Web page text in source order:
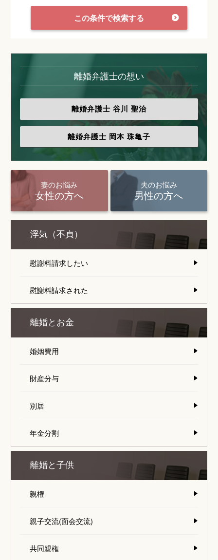
この条件で検索する
離婚弁護士の想い
離婚弁護士 谷川 聖治
離婚弁護士 岡本 珠亀子
妻のお悩み
女性の方へ
夫のお悩み
男性の方へ
浮気（不貞）
慰謝料請求したい
慰謝料請求された
離婚とお金
婚姻費用
財産分与
別居
年金分割
離婚と子供
親権
親子交流(面会交流)
共同親権